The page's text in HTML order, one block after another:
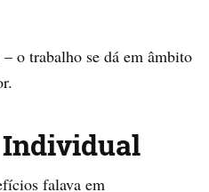
o trabalho se dá em âmbito
falava em